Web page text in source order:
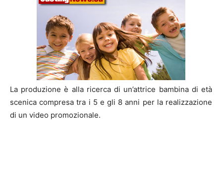
La produzione è alla ricerca di un’attrice bambina di età
scenica compresa tra i 5 e gli 8 anni per la realizzazione
di un video promozionale.